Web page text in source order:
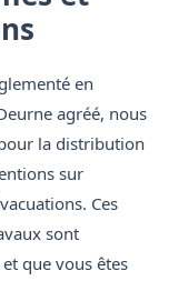
en
agréé, nous
la distribution
sur
Ces
sont
que vous êtes